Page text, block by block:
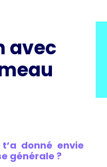
avec
donné envie
générale ?